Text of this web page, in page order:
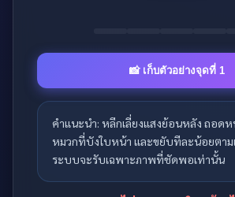
📸 เก็บตัวอย่างจุดที่ 1
คำแนะนำ: หลีกเลี่ยงแสงย้อนหลัง ถอด
หมวกที่บังใบหน้า และขยับทีละน้อยตา
ระบบจะรับเฉพาะภาพที่ชัดพอเท่านั้น